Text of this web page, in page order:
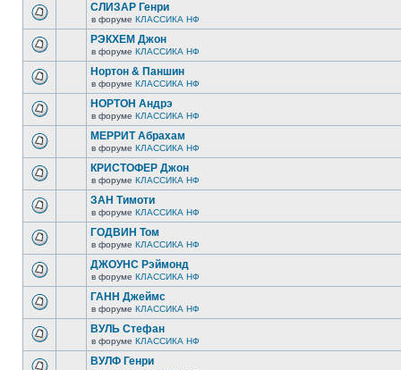
СЛИЗАР Генри
в форуме КЛАССИКА НФ
РЭКХЕМ Джон
в форуме КЛАССИКА НФ
Нортон & Паншин
в форуме КЛАССИКА НФ
НОРТОН Андрэ
в форуме КЛАССИКА НФ
МЕРРИТ Абрахам
в форуме КЛАССИКА НФ
КРИСТОФЕР Джон
в форуме КЛАССИКА НФ
ЗАН Тимоти
в форуме КЛАССИКА НФ
ГОДВИН Том
в форуме КЛАССИКА НФ
ДЖОУНС Рэймонд
в форуме КЛАССИКА НФ
ГАНН Джеймс
в форуме КЛАССИКА НФ
ВУЛЬ Стефан
в форуме КЛАССИКА НФ
ВУЛФ Генри